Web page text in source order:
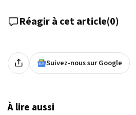
Réagir à cet article(0)
Suivez-nous sur Google
À lire aussi